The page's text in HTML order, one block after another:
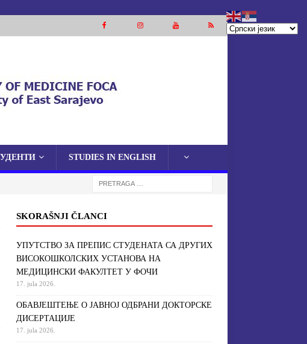
STUDIES IN ENGLISH
SKORAŠNJI ČLANCI
УПУТСТВО ЗА ПРЕПИС СТУДЕНАТА СА ДРУГИХ
ВИСОКОШКОЛСКИХ УСТАНОВА НА
МЕДИЦИНСКИ ФАКУЛТЕТ У ФОЧИ
17. jula 2026.
ОБАВЈЕШТЕЊЕ О ЈАВНОЈ ОДБРАНИ ДОКТОРСКЕ
ДИСЕРТАЦИЈЕ
17. jula 2026.